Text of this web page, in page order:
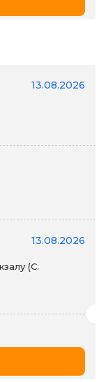
13.08.2026
13.08.2026
(С.